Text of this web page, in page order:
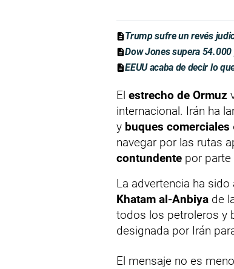
Trump sufre un revés
Dow Jones supera
EEUU acaba de decir lo
El estrecho de Ormuz
internacional. Irán ha
y buques comerciales
navegar por las rutas
contundente por
La advertencia ha sido
Khatam al-Anbiya de
todos los petroleros y
designada por Irán
El mensaje no es